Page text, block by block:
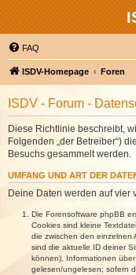
FAQ
ISDV-Homepage Foren
ISDV - Forum -
Diese Richtlinie beschreibt,
Folgenden „der Betreiber“)
Besuchs gesammelt werden.
UMFANG UND ART DER
Deine Daten werden auf vier
Die Forensoftware phpBB
Cookies sind kleine
die zwischen den einzelnen
sind die aktuelle ID deiner
können), Informationen
gelesen/ungelesen; sofern